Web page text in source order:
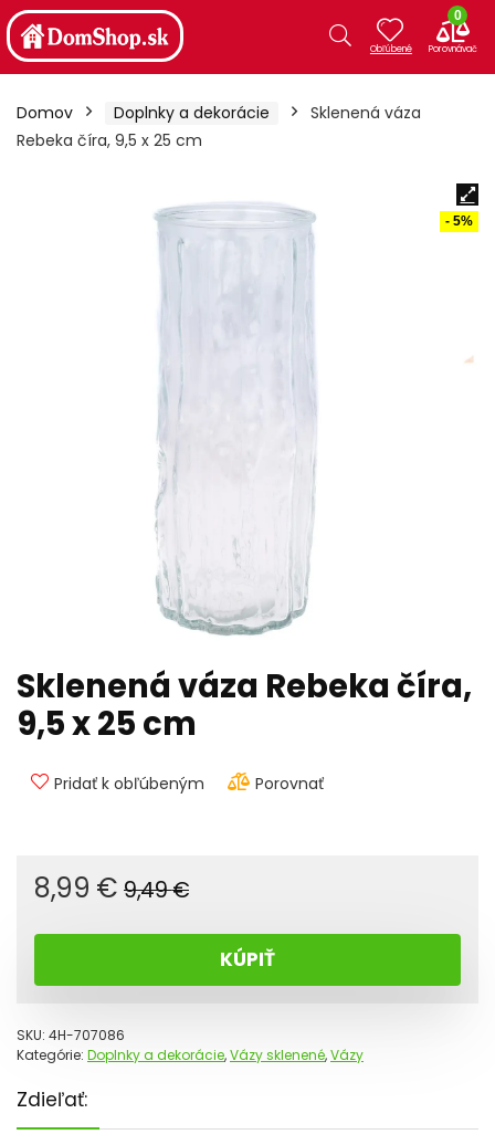
0
Domov Doplnky a dekorácie
Sklenená váza
Rebeka číra, 9,5 x 25 cm
- 5%
Sklenená váza Rebeka číra,
9,5 x 25 cm
Pridať k obľúbeným Porovnať
9,49€Pôvodná
bola:
9,49 €.
8,99 €
Aktuálna
8,99 €.
KÚPIŤ
SKU: 4H-707086
Kategórie: Doplnky a dekorácie,Vázy sklenené,Vázy
Zdieľať: